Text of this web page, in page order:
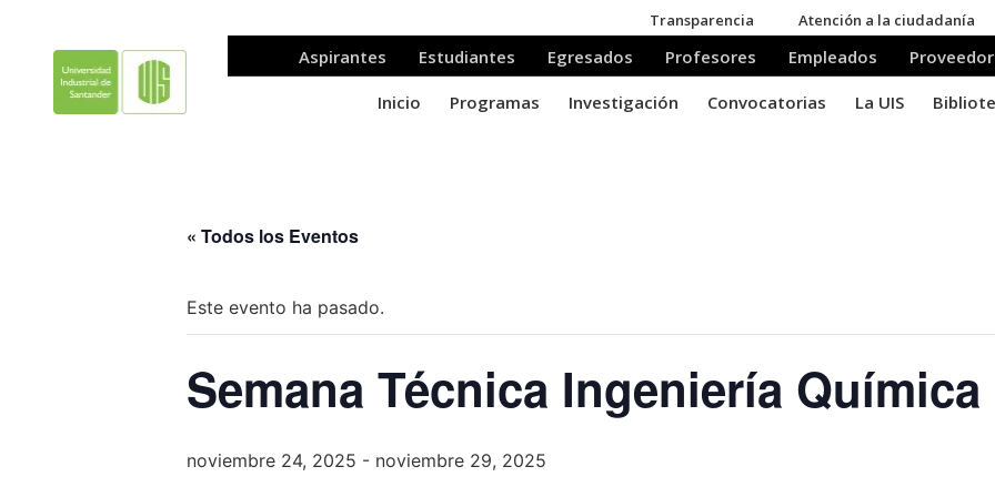
« Todos los Eventos
Este evento ha pasado.
Semana Técnica Ingeniería Química
noviembre 24, 2025 - noviembre 29, 2025